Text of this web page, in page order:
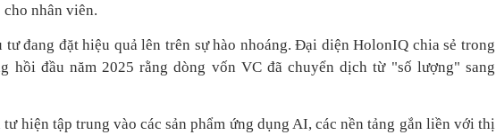
cho nhân viên.
tư đang đặt hiệu quả lên trên sự hào nhoáng. Đại diện HolonIQ chia sẻ trong
hồi đầu năm 2025 rằng dòng vốn VC đã chuyển dịch từ "số lượng" sang
tư hiện tập trung vào các sản phẩm ứng dụng AI, các nền tảng gắn liền với thị